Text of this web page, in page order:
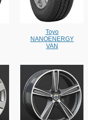
Toyo
NANOENERGY
VAN